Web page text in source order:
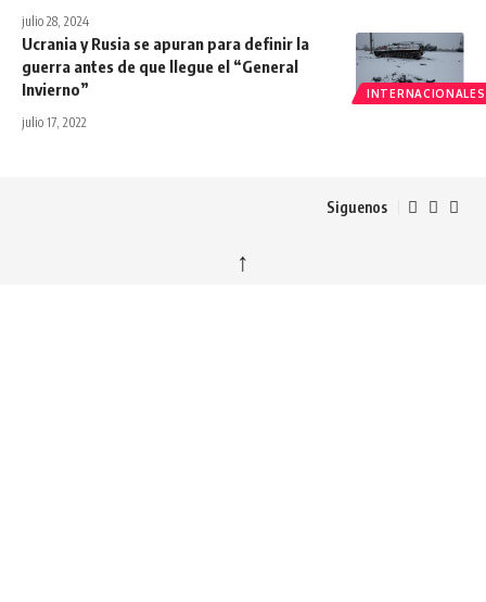
julio 28, 2024
INTERNACIONALES
Ucrania y Rusia se apuran para definir la
guerra antes de que llegue el “General
Invierno”
julio 17, 2022
Siguenos
↑